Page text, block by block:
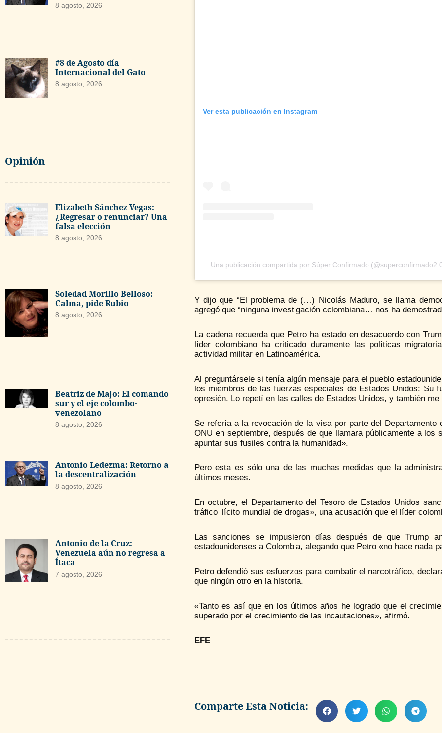
8 agosto, 2026
#8 de Agosto día
Internacional del Gato
8 agosto, 2026
Opinión
Elizabeth Sánchez Vegas:
¿Regresar o renunciar? Una
falsa elección
8 agosto, 2026
Soledad Morillo Belloso:
Calma, pide Rubio
8 agosto, 2026
Beatriz de Majo: El comando
sur y el eje colombo-
venezolano
8 agosto, 2026
Antonio Ledezma: Retorno a
la descentralización
8 agosto, 2026
Antonio de la Cruz:
Venezuela aún no regresa a
Ítaca
7 agosto, 2026
Ver esta publicación en Instagram
Una publicación compartida por Súper Confirmado
Y dijo que “El problema de (…) Nicolás Maduro, se llama
agregó que “ninguna investigación colombiana… nos ha
La cadena recuerda que Petro ha estado en desacuerdo con
líder colombiano ha criticado duramente las políticas
actividad militar en Latinoamérica.
Al preguntársele si tenía algún mensaje para el pueblo
los miembros de las fuerzas especiales de Estados Unidos: Su
opresión. Lo repetí en las calles de Estados Unidos, y también
Se refería a la revocación de la visa por parte del
ONU en septiembre, después de que llamara públicamente a
apuntar sus fusiles contra la humanidad».
Pero esta es sólo una de las muchas medidas que la
últimos meses.
En octubre, el Departamento del Tesoro de Estados Unidos
tráfico ilícito mundial de drogas», una acusación que el líder
Las sanciones se impusieron días después de que Trump
estadounidenses a Colombia, alegando que Petro «no hace nada
Petro defendió sus esfuerzos para combatir el narcotráfico,
que ningún otro en la historia.
«Tanto es así que en los últimos años he logrado que el
superado por el crecimiento de las incautaciones», afirmó.
EFE
Comparte Esta Noticia: